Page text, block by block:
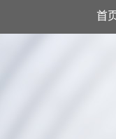
首